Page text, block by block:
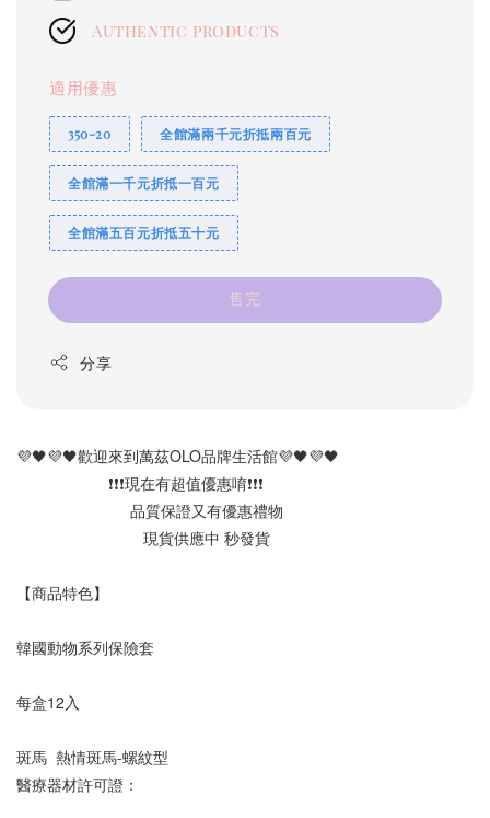
Authentic products
適用優惠
350-20 全館滿兩千元折抵兩百元
全館滿一千元折抵一百元
全館滿五百元折抵五十元
售完
分享
💜🖤💜🖤歡迎來到萬茲OLO品牌生活館💜🖤💜🖤
❗️❗️❗️現在有超值優惠唷❗️❗️❗️
品質保證又有優惠禮物
現貨供應中 秒發貨
【商品特色】
韓國動物系列保險套
每盒12入
斑馬  熱情斑馬-螺紋型
醫療器材許可證：